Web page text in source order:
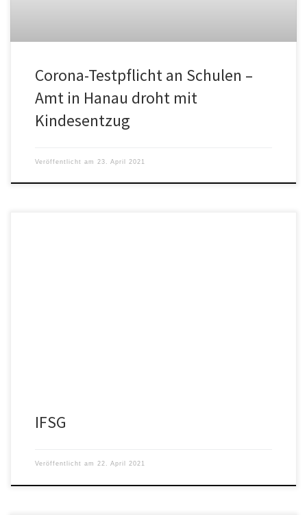
Corona-Testpflicht an Schulen –
Amt in Hanau droht mit
Kindesentzug
Veröffentlicht am 23. April 2021
IFSG
Veröffentlicht am 22. April 2021